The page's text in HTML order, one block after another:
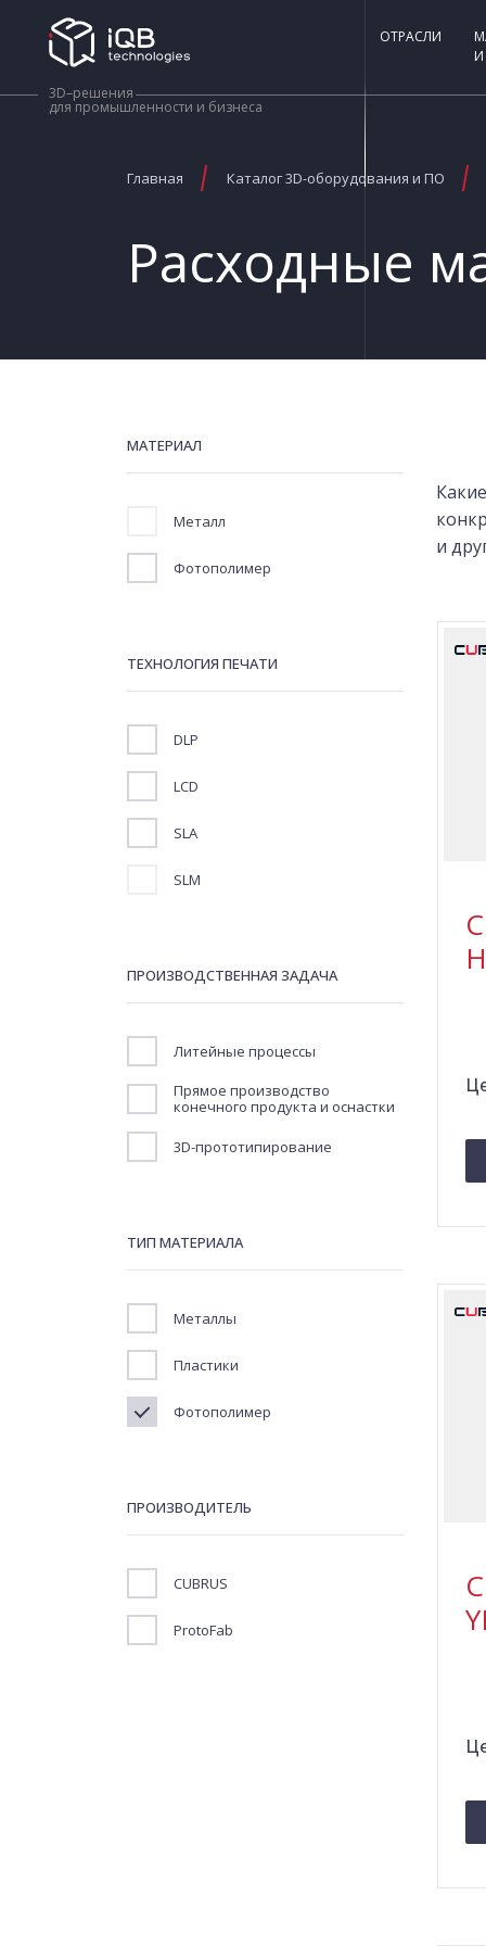
3D–решения
для промышленности и бизнеса
ОТРАСЛИ
Главная Каталог 3D-оборудования и ПО
Расходные
МАТЕРИАЛ
Металл
Фотополимер
ТЕХНОЛОГИЯ ПЕЧАТИ
DLP
LCD
SLA
SLM
ПРОИЗВОДСТВЕННАЯ ЗАДАЧА
Литейные процессы
Прямое производство
конечного продукта и оснастки
3D-прототипирование
ТИП МАТЕРИАЛА
Металлы
Пластики
Фотополимер
ПРОИЗВОДИТЕЛЬ
CUBRUS
ProtoFab
и